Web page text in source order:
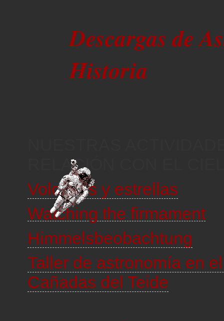
Descargas de
Historia
RELACIÓN CON EL
Volcanes y estrellas
Watching the firmament
Himmelsbeobachtung
Taller de astronomía en
Cañadas del Teide